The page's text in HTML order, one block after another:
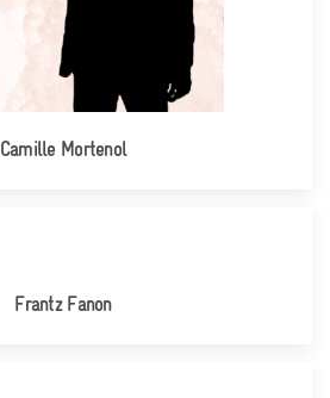
Camille Mortenol
Frantz Fanon